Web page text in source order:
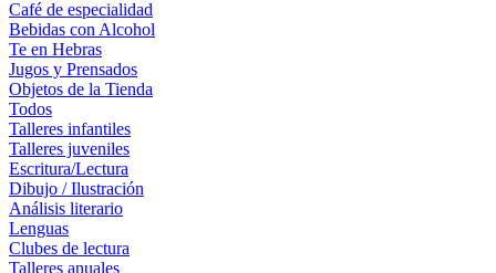
Café de especialidad
Bebidas con Alcohol
Te en Hebras
Jugos y Prensados
Objetos de la Tienda
Todos
Talleres infantiles
Talleres juveniles
Escritura/Lectura
Dibujo / Ilustración
Análisis literario
Lenguas
Clubes de lectura
Talleres anuales